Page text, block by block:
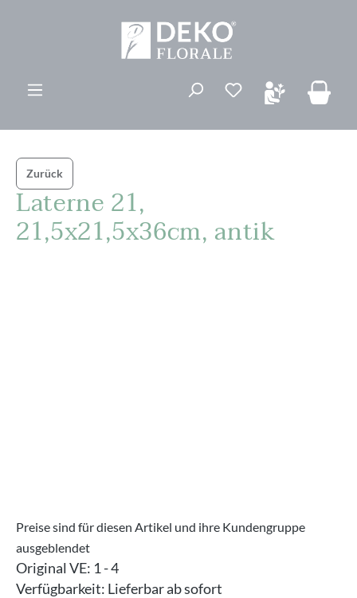
Du hast 0
Zurück
Laterne 21,
21,5x21,5x36cm, antik
Preise sind für diesen Artikel und ihre Kundengruppe
ausgeblendet
Original VE: 1 - 4
Verfügbarkeit: Lieferbar ab sofort